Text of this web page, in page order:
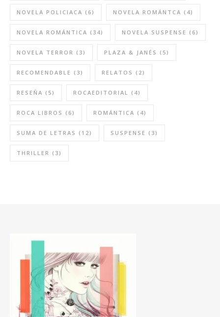
NOVELA POLICIACA (6) NOVELA ROMÁNTCA (4)
NOVELA ROMÁNTICA (34) NOVELA SUSPENSE (6)
NOVELA TERROR (3) PLAZA & JANÉS (5)
RECOMENDABLE (3) RELATOS (2)
RESEÑA (5) ROCAEDITORIAL (4)
ROCA LIBROS (6) ROMÁNTICA (4)
SUMA DE LETRAS (12) SUSPENSE (3)
THRILLER (3)